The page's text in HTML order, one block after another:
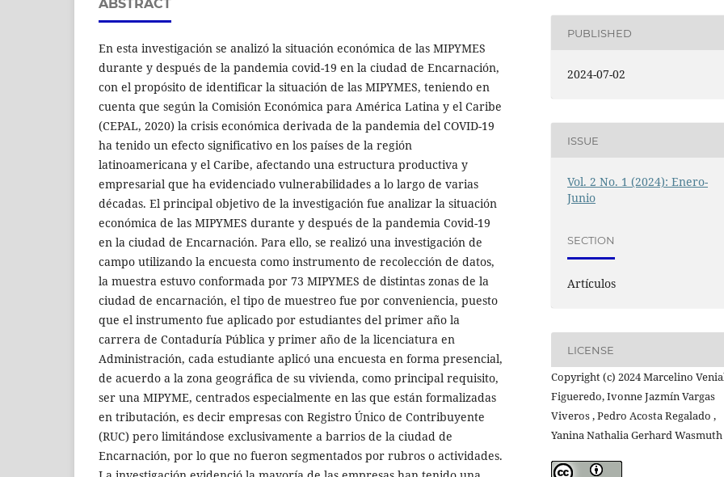
ABSTRACT
En esta investigación se analizó la situación económica de las MIPYMES
durante y después de la pandemia covid-19 en la ciudad de Encarnación,
con el propósito de identificar la situación de las MIPYMES, teniendo en
cuenta que según la Comisión Económica para América Latina y el Caribe
(CEPAL, 2020) la crisis económica derivada de la pandemia del COVID-19
ha tenido un efecto significativo en los países de la región
latinoamericana y el Caribe, afectando una estructura productiva y
empresarial que ha evidenciado vulnerabilidades a lo largo de varias
décadas. El principal objetivo de la investigación fue analizar la situación
económica de las MIPYMES durante y después de la pandemia Covid-19
en la ciudad de Encarnación. Para ello, se realizó una investigación de
campo utilizando la encuesta como instrumento de recolección de datos,
la muestra estuvo conformada por 73 MIPYMES de distintas zonas de la
ciudad de encarnación, el tipo de muestreo fue por conveniencia, puesto
que el instrumento fue aplicado por estudiantes del primer año la
carrera de Contaduría Pública y primer año de la licenciatura en
Administración, cada estudiante aplicó una encuesta en forma presencial,
de acuerdo a la zona geográfica de su vivienda, como principal requisito,
ser una MIPYME, centrados especialmente en las que están formalizadas
en tributación, es decir empresas con Registro Único de Contribuyente
(RUC) pero limitándose exclusivamente a barrios de la ciudad de
Encarnación, por lo que no fueron segmentados por rubros o actividades.
PUBLISHED
2024-07-02
ISSUE
Vol. 2 No. 1 (2024): Enero-
Junio
SECTION
Artículos
LICENSE
Copyright (c) 2024 Marcelino
Figueredo, Ivonne Jazmín Vargas
Viveros , Pedro Acosta Regalado ,
Yanina Nathalia Gerhard Wasmuth